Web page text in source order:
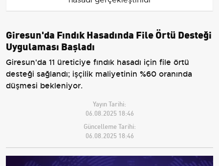
Giresun'da Fındık Hasadında File Örtü Desteği
Uygulaması Başladı
Giresun'da 11 üreticiye fındık hasadı için file örtü
desteği sağlandı; işçilik maliyetinin %60 oranında
düşmesi bekleniyor.
Yayın Tarihi:
06.08.2025 18:46
Güncelleme Tarihi:
06.08.2025 18:46